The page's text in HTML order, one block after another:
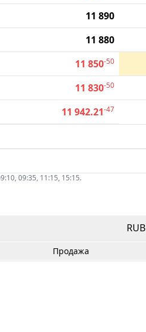
11 890
11 880
11 850-50
11 830-50
11 942.21-47
09:35, 11:15, 15:15.
RUB
Продажа